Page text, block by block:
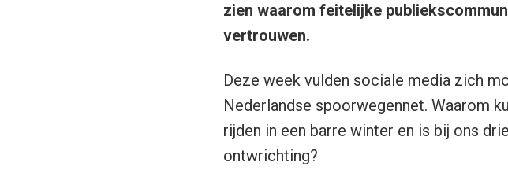
zien waarom feitelijke
vertrouwen.
Deze week vulden sociale media zich
Nederlandse spoorwegennet. Waarom
rijden in een barre winter en is bij ons
ontwrichting?